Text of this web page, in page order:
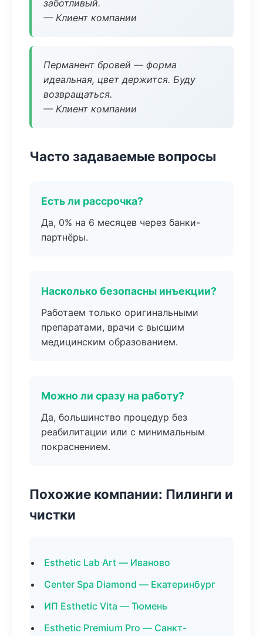
заботливый.
— Клиент компании
Перманент бровей — форма
идеальная, цвет держится. Буду
возвращаться.
— Клиент компании
Часто задаваемые вопросы
Есть ли рассрочка?
Да, 0% на 6 месяцев через банки-
партнёры.
Насколько безопасны инъекции?
Работаем только оригинальными
препаратами, врачи с высшим
медицинским образованием.
Можно ли сразу на работу?
Да, большинство процедур без
реабилитации или с минимальным
покраснением.
Похожие компании: Пилинги и
чистки
Esthetic Lab Art — Иваново
Center Spa Diamond — Екатеринбург
ИП Esthetic Vita — Тюмень
Esthetic Premium Pro — Санкт-